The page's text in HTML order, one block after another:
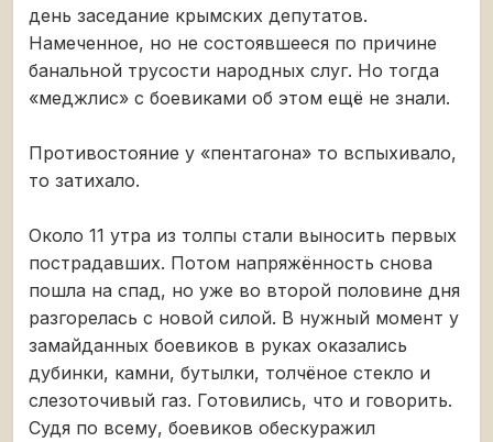
день заседание крымских депутатов.
Намеченное, но не состоявшееся по причине
банальной трусости народных слуг. Но тогда
«меджлис» с боевиками об этом ещё не знали.
Противостояние у «пентагона» то вспыхивало,
то затихало.
Около 11 утра из толпы стали выносить первых
пострадавших. Потом напряжённость снова
пошла на спад, но уже во второй половине дня
разгорелась с новой силой. В нужный момент у
замайданных боевиков в руках оказались
дубинки, камни, бутылки, толчёное стекло и
слезоточивый газ. Готовились, что и говорить.
Судя по всему, боевиков обескуражил